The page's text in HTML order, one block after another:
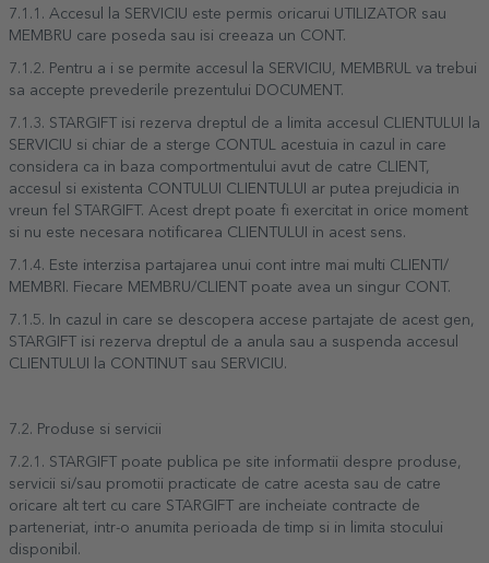
7.1.1. Accesul la SERVICIU este permis oricarui UTILIZATOR sau
MEMBRU care poseda sau isi creeaza un CONT.
7.1.2. Pentru a i se permite accesul la SERVICIU, MEMBRUL va trebui
sa accepte prevederile prezentului DOCUMENT.
7.1.3. STARGIFT isi rezerva dreptul de a limita accesul CLIENTULUI la
SERVICIU si chiar de a sterge CONTUL acestuia in cazul in care
considera ca in baza comportmentului avut de catre CLIENT,
accesul si existenta CONTULUI CLIENTULUI ar putea prejudicia in
vreun fel STARGIFT. Acest drept poate fi exercitat in orice moment
si nu este necesara notificarea CLIENTULUI in acest sens.
7.1.4. Este interzisa partajarea unui cont intre mai multi CLIENTI/
MEMBRI. Fiecare MEMBRU/CLIENT poate avea un singur CONT.
7.1.5. In cazul in care se descopera accese partajate de acest gen,
STARGIFT isi rezerva dreptul de a anula sau a suspenda accesul
CLIENTULUI la CONTINUT sau SERVICIU.
7.2. Produse si servicii
7.2.1. STARGIFT poate publica pe site informatii despre produse,
servicii si/sau promotii practicate de catre acesta sau de catre
oricare alt tert cu care STARGIFT are incheiate contracte de
parteneriat, intr-o anumita perioada de timp si in limita stocului
disponibil.